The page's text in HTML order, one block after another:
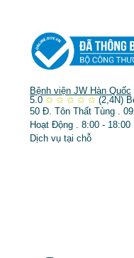
Bệnh viện JW Hàn Quốc
5.0 ✩ ✩ ✩ ✩ ✩ (2,4N)
50 Đ. Tôn Thất Tùng .
Hoạt Động . 8:00 - 18:00
Dịch vụ tại chỗ